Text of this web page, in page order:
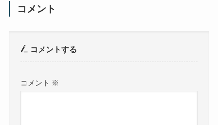
コメント
コメントする
コメント ※